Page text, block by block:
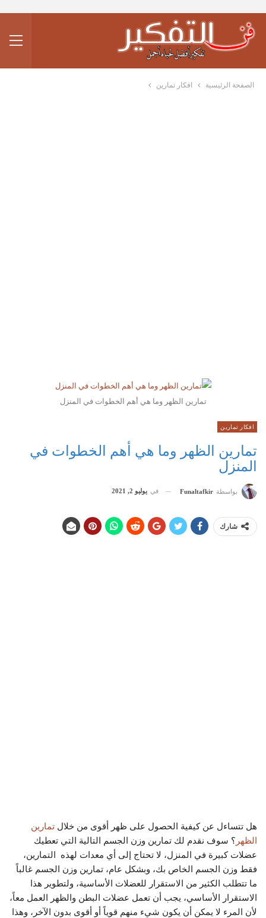
الصفحة الرئيسية افكار تمارين
تمارين الظهر وما هي أهم الخطوات في المنزل
افكار تمارين
تمارين الظهر وما هي أهم الخطوات في
المنزل
بواسطة Funaltafkir في يوليو 2, 2021
شارك
هل تتساءل عن كيفية الحصول على ظهر أقوى من خلال تمارين
الظهر ؟ سوف نقدم لك تمارين وزن الجسم التالية التي تعطيك
عضلات كبيرة في المنزل، لا تحتاج إلى أي معدات لهذه التمارين،
فقط وزن الجسم الخاص بك، وبشكل عام، تمارين وزن الجسم غالباً
ما تتطلب الكثير من الاستقرار للعضلات الأساسية، ولتطوير هذا
الاستقرار الأساسي، يجب أن تعمل عضلات البطن والظهر العمل معاً،
لأن المرء لا يمكن أن يكون شيء منهم قوياً أو أقوى بدون الآخر، وهذا